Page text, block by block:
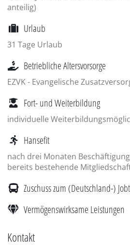
anteilig)
Urlaub
31 Tage Urlaub
Betriebliche Altersvorsorge
EZVK - Evangelische
Fort- und Weiterbildung
individuelle
Hansefit
nach drei Monaten
bereits bestehende
Zuschuss zum (Deutschland-)
Vermögenswirksame Leistungen
Kontakt